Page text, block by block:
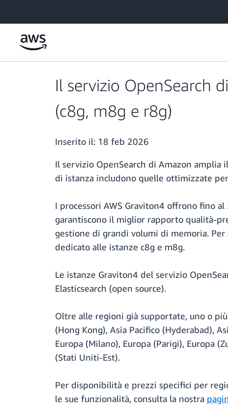
Il servizio OpenSearch
(c8g, m8g e r8g)
Inserito il: 18 feb 2026
Il servizio OpenSearch di Amazon amplia
di istanza includono quelle ottimizzate
I processori AWS Graviton4 offrono fino
garantiscono il miglior rapporto qualità-
gestione di grandi volumi di memoria.
dedicato alle istanze c8g e m8g.
Le istanze Graviton4 del servizio
Elasticsearch (open source).
Oltre alle regioni già supportate, uno o
(Hong Kong), Asia Pacifico (Hyderabad),
Europa (Milano), Europa (Parigi), Europa
(Stati Uniti-Est).
Per disponibilità e prezzi specifici per
le sue funzionalità, consulta la nostra